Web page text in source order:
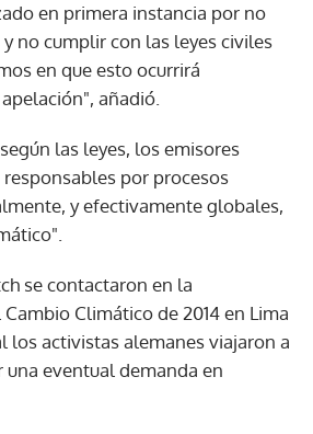
en primera instancia por no
no cumplir con las leyes civiles
en que esto ocurrirá
añadió.
las leyes, los emisores
por procesos
y efectivamente globales,
se contactaron en la
Climático de 2014 en Lima
los activistas alemanes viajaron a
una eventual demanda en